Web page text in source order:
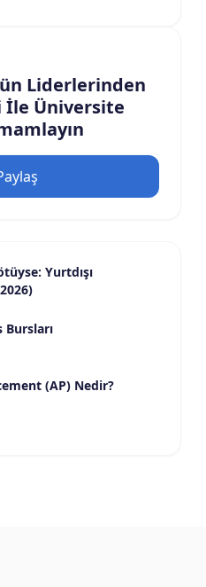
Liderlerinden
İle Üniversite
Yurtdışı
Bursları
(AP) Nedir?